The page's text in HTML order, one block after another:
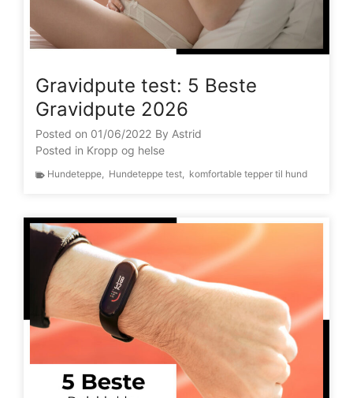
Gravidpute test: 5 Beste
Gravidpute 2026
Posted on 01/06/2022 By Astrid
Posted in Kropp og helse
Hundeteppe, Hundeteppe test, komfortable tepper til hund